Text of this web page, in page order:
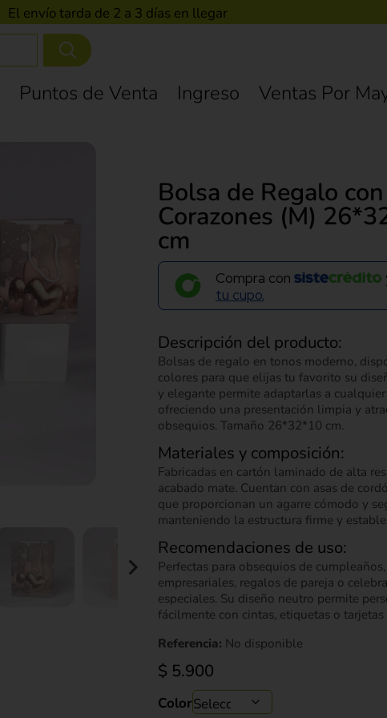
El envío tarda de 2 a 3 días en llegar
Puntos de Venta Ingreso Ventas Por
Bolsa de Regalo con
Corazones (M)
cm
Compra con
tu cupo.
Descripción del producto:
Bolsas de regalo en tonos moderno,
colores para que elijas tu favorito su
y elegante permite adaptarlas a
ofreciendo una presentación limpia y
obsequios. Tamaño 26*32*10 cm.
Materiales y composición:
Fabricadas en cartón laminado de alta
acabado mate. Cuentan con asas de
que proporcionan un agarre cómodo y
manteniendo la estructura firme y estable.
Recomendaciones de uso:
Perfectas para obsequios de
empresariales, regalos de pareja o
especiales. Su diseño neutro permite
fácilmente con cintas, etiquetas o tarjetas
Referencia: No disponible
$ 5.900
Color